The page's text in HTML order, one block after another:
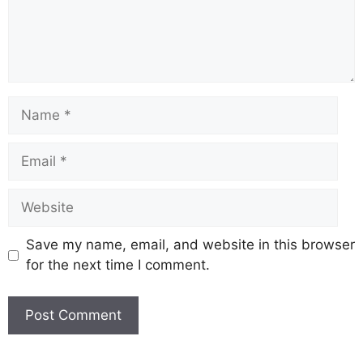
Save my name, email, and website in this browser
for the next time I comment.